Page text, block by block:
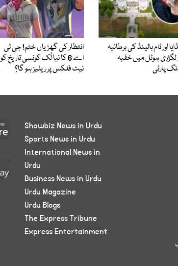
اور ٹام ہالینڈ کی برطانیہ
ہوٹل میں خفیہ
پارٹی
انتظار کی گھڑیاں ختم! جی ٹی
اے 6 کا نیا لُک کونسی تاریخ کو
نیٹ فلکس پر ریلیز ہو گا؟
Showbiz News in Urdu
Sports News in Urdu
International News in
Urdu
Business News in Urdu
Urdu Magazine
Urdu Blogs
The Express Tribune
Express Entertainment